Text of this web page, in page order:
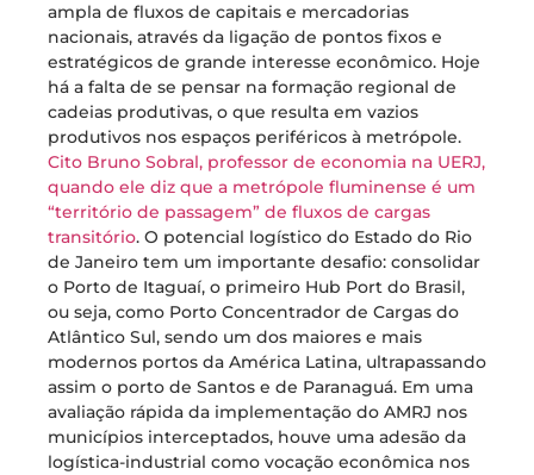
ampla de fluxos de capitais e mercadorias
nacionais, através da ligação de pontos fixos e
estratégicos de grande interesse econômico. Hoje
há a falta de se pensar na formação regional de
cadeias produtivas, o que resulta em vazios
produtivos nos espaços periféricos à metrópole.
Cito Bruno Sobral, professor de economia na UERJ,
quando ele diz que a metrópole fluminense é um
“território de passagem” de fluxos de cargas
transitório. O potencial logístico do Estado do Rio
de Janeiro tem um importante desafio: consolidar
o Porto de Itaguaí, o primeiro Hub Port do Brasil,
ou seja, como Porto Concentrador de Cargas do
Atlântico Sul, sendo um dos maiores e mais
modernos portos da América Latina, ultrapassando
assim o porto de Santos e de Paranaguá. Em uma
avaliação rápida da implementação do AMRJ nos
municípios interceptados, houve uma adesão da
logística-industrial como vocação econômica nos